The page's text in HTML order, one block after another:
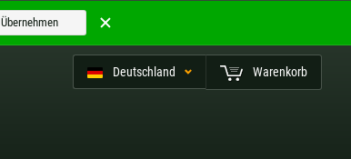
Deutschland Warenkorb
Übernehmen